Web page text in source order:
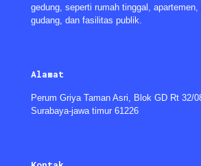
gedung, seperti rumah tinggal, apartemen,
gudang, dan fasilitas publik.
Alamat
Perum Griya Taman Asri, Blok GD Rt 32/
Surabaya-jawa timur 61226